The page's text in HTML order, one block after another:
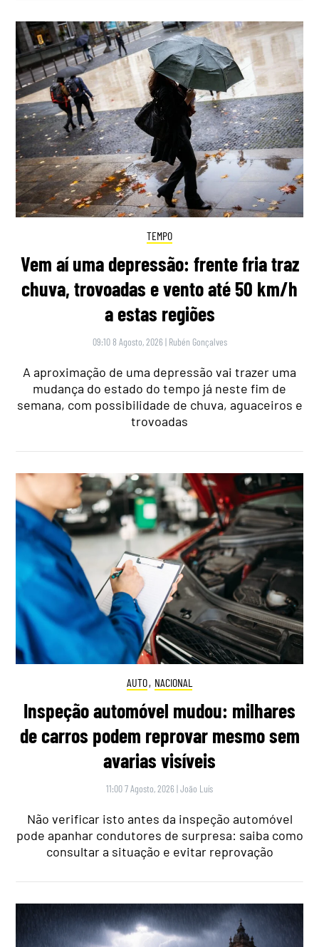
TEMPO
Vem aí uma depressão: frente fria traz
chuva, trovoadas e vento até 50 km/h
a estas regiões
09:10 8 Agosto, 2026 | Rubén Gonçalves
A aproximação de uma depressão vai trazer uma
mudança do estado do tempo já neste fim de
semana, com possibilidade de chuva, aguaceiros e
trovoadas
AUTO, NACIONAL
Inspeção automóvel mudou: milhares
de carros podem reprovar mesmo sem
avarias visíveis
11:00 7 Agosto, 2026 |João Luís
Não verificar isto antes da inspeção automóvel
pode apanhar condutores de surpresa: saiba como
consultar a situação e evitar reprovação